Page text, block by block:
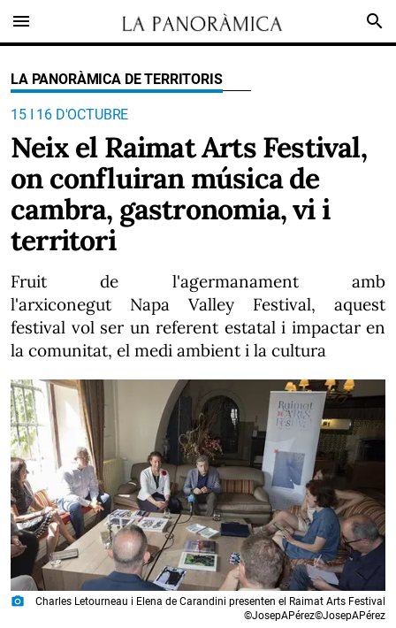
menu search
LA PANORÀMICA DE TERRITORIS
15 I 16 D'OCTUBRE
Neix el Raimat Arts Festival,
on confluiran música de
cambra, gastronomia, vi i
territori
Fruit de l'agermanament amb
l'arxiconegut Napa Valley Festival, aquest
festival vol ser un referent estatal i impactar en
la comunitat, el medi ambient i la cultura
photo_camera
Charles Letourneau i Elena de Carandini presenten el Raimat Arts Festival
©JosepAPérez©JosepAPérez